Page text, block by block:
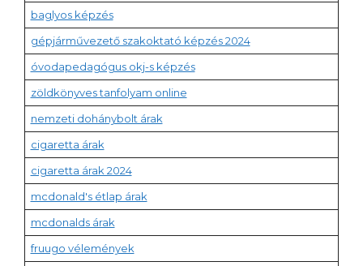
baglyos képzés
gépjárművezető szakoktató képzés 2024
óvodapedagógus okj-s képzés
zöldkönyves tanfolyam online
nemzeti dohánybolt árak
cigaretta árak
cigaretta árak 2024
mcdonald's étlap árak
mcdonalds árak
fruugo vélemények